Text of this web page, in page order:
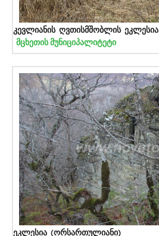
კევლიანის ღვთისმშობლის ეკლესია
მცხეთის მუნიციპალიტეტი
ეკლესია (ორსართულიანი)